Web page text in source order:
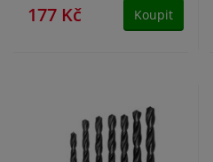
177 Kč Koupit